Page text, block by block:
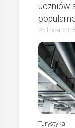
uczniów
popularne
25 lipca 2025
Turystyka